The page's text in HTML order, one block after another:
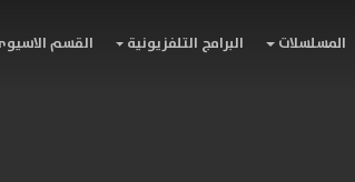
المسلسلات البرامج التلفزيونية القسم